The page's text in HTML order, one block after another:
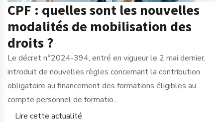
CPF : quelles sont les nouvelles
modalités de mobilisation des
droits ?
Le décret n°2024-394, entré en vigueur le 2 mai dernier,
introduit de nouvelles règles concernant la contribution
obligatoire au financement des formations éligibles au
compte personnel de formatio...
Lire cette actualité